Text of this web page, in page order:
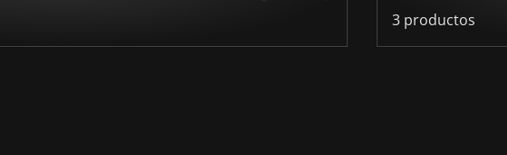
3 productos